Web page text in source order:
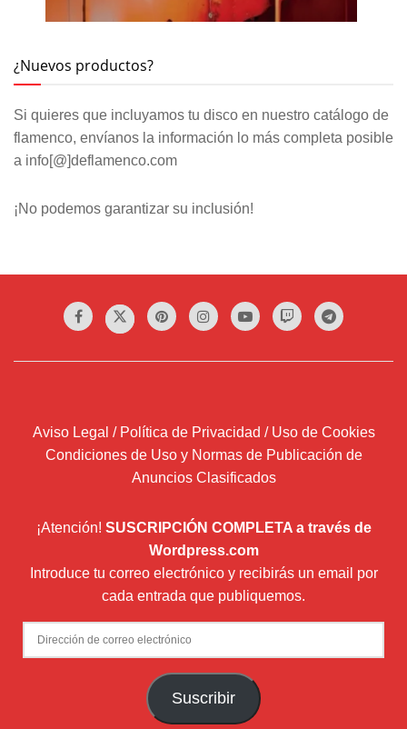
¿Nuevos productos?
Si quieres que incluyamos tu disco en nuestro catálogo de
flamenco, envíanos la información lo más completa posible
a info[@]deflamenco.com
¡No podemos garantizar su inclusión!
Aviso Legal / Política de Privacidad / Uso de Cookies
Condiciones de Uso y Normas de Publicación de
Anuncios Clasificados
¡Atención! SUSCRIPCIÓN COMPLETA a través de
Wordpress.com
Introduce tu correo electrónico y recibirás un email por
cada entrada que publiquemos.
Dirección
de
Suscribir